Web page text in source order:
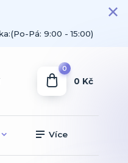
Pá: 9:00 - 15:00)
0
0 Kč
Více